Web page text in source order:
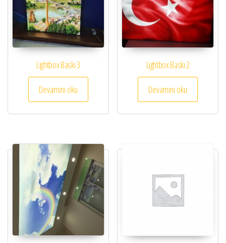
Lightbox Baskı 3
Devamını oku
Lightbox Baskı 2
Devamını oku